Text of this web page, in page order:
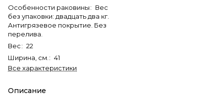
Особенности раковины: Вес
без упаковки: двадцать два кг.
Антигрязевое покрытие. Без
перелива.
Вес: 22
Ширина, см. : 41
Все характеристики
Описание